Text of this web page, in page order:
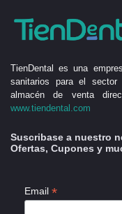
TienDental es una
sanitarios para el sector
almacén de venta
www.tiendental.com
Suscribase a nuestro
Ofertas, Cupones y
Email *